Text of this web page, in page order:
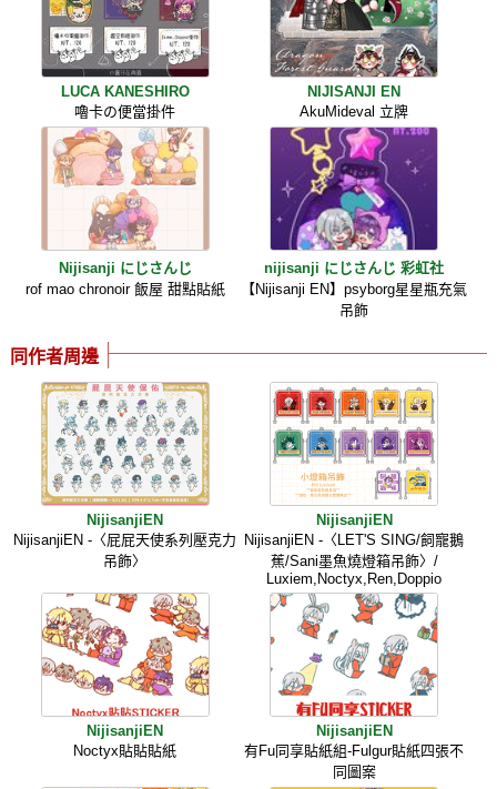
LUCA KANESHIRO
嚕卡の便當掛件
NIJISANJI EN
AkuMideval 立牌
Nijisanji にじさんじ
rof mao chronoir 飯屋 甜點貼紙
nijisanji にじさんじ 彩虹社
【Nijisanji EN】psyborg星星瓶充氣
吊飾
同作者周邊
NijisanjiEN
NijisanjiEN -〈屁屁天使系列壓克力
吊飾〉
NijisanjiEN
NijisanjiEN -〈LET'S SING/飼寵鵝
蕉/Sani墨魚燒燈箱吊飾〉/
Luxiem,Noctyx,Ren,Doppio
NijisanjiEN
Noctyx貼貼貼紙
NijisanjiEN
有Fu同享貼紙組-Fulgur貼紙四張不
同圖案